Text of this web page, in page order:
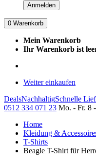
Anmelden
0 Warenkorb
Mein Warenkorb
Ihr Warenkorb ist
Weiter einkaufen
DealsNachhaltigSchnelle
0512 334 071 23 Mo. - Fr. 8
Home
Kleidung &
T-Shirts
Beagle T-Shirt für